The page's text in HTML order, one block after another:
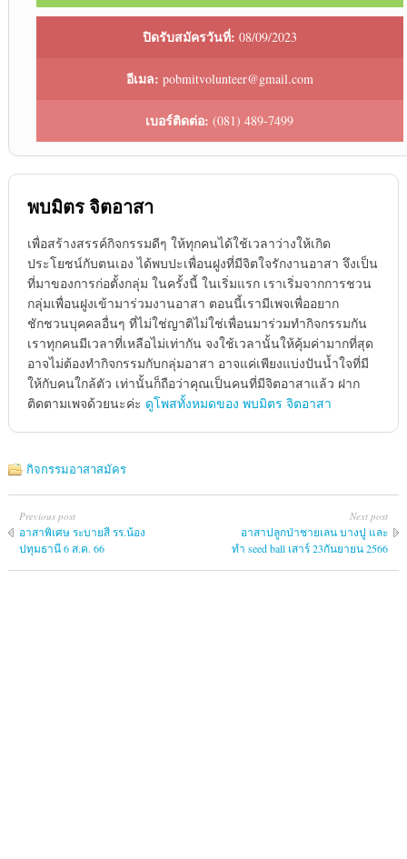
ปิดรับสมัครวันที่: 08/09/2023
อีเมล: pobmitvolunteer@gmail.com
เบอร์ติดต่อ: (081) 489-7499
พบมิตร จิตอาสา
เพื่อสร้างสรรค์กิจกรรมดีๆ ให้ทุกคนได้ใช้เวลาว่างให้เกิด
ประโยชน์กับตนเอง ได้พบปะเพื่อนฝูงที่มีจิตใจรักงานอาสา จึงเป็น
ที่มาของการก่อตั้งกลุ่ม ในครั้งนี้ ในเริ่มแรก เราเริ่มจากการชวน
กลุ่มเพื่อนฝูงเข้ามาร่วมงานอาสา ตอนนี้เรามีเพจเพื่ออยาก
ชักชวนบุคคลอื่นๆ ที่ไม่ใช่ญาติไม่ใช่เพื่อนมาร่วมทำกิจกรรมกัน
เราทุกคนมีเวลาที่เหลือไม่เท่ากัน จงใช้เวลานั้นให้คุ้มค่ามากที่สุด
อาจไม่ต้องทำกิจกรรมกับกลุ่มอาสา อาจแค่เพียงแบ่งปันน้ำใจที่มี
ให้กับคนใกล้ตัว เท่านั้นก็ถือว่าคุณเป็นคนที่มีจิตอาสาแล้ว ฝาก
ติดตามเพจด้วยนะค่ะ ดูโพสทั้งหมดของ พบมิตร จิตอาสา
กิจกรรมอาสาสมัคร
Previous post
อาสาพิเศษ ระบายสี รร.น้อง
ปทุมธานี 6 ส.ค. 66
Next post
อาสาปลูกป่าชายเลน บางปู และ
ทำ seed ball เสาร์ 23กันยายน 2566